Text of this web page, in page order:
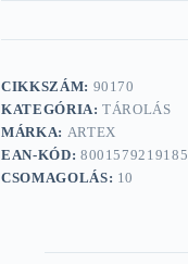
CIKKSZÁM: 90170
KATEGÓRIA:TÁROLÁS
MÁRKA: ARTEX
EAN-KÓD: 8001579219185
CSOMAGOLÁS: 10